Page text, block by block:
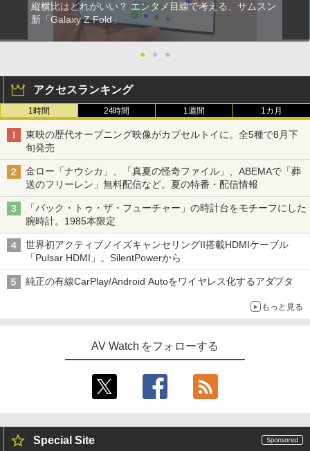
縦横比はどれがいい？ エンタメ目線で考える、サムスン
新「Galaxy Z Fold」
● ● ●
アクセスランキング
1時間 24時間 1週間 1カ月
東映の歴代オープニング映像がカプセルトイに。全5種で8月下
旬発売
金ロー「ナウシカ」、「真夏の怪奇ファイル」、ABEMAで「葬
送のフリーレン」無料配信など。夏の特番・配信情報
「バック・トゥ・ザ・フューチャー」の時計台をモチーフにした
腕時計。1985本限定
世界初アクティブノイズキャンセリングII搭載HDMIケーブル
「Pulsar HDMI」。SilentPowerから
純正の有線CarPlay/Android Autoをワイヤレス化するアダプタ
もっと見る
AV Watch をフォローする
Special Site